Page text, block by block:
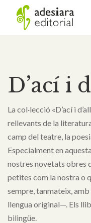
D’ací i
La col·lecció «D’ací i
rellevants de la
camp del teatre, la
Especialment en
nostres novetats obres
petites com la nostra o
sempre, tanmateix,
llengua original—. Els
bilingüe.